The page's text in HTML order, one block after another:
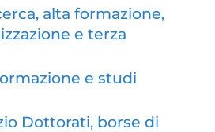
alta formazione,
e terza
e studi
Dottorati, borse di